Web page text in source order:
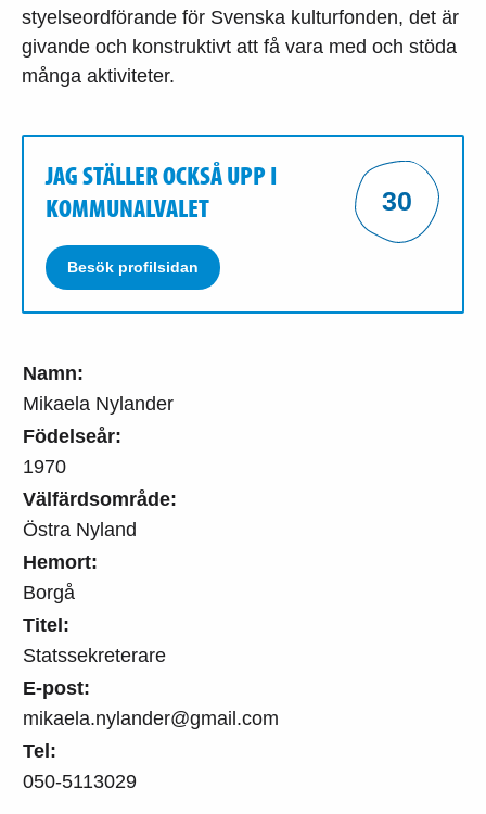
Namn:
Mikaela Nylander
Födelseår:
1970
Välfärdsområde:
Östra Nyland
Hemort:
Borgå
Titel:
Statssekreterare
E-post:
mikaela.nylander@gmail.com
Tel:
050-5113029
styelseordförande för Svenska kulturfonden, det är
givande och konstruktivt att få vara med och stöda
många aktiviteter.
JAG STÄLLER OCKSÅ UPP I
KOMMUNALVALET
Besök profilsidan
30